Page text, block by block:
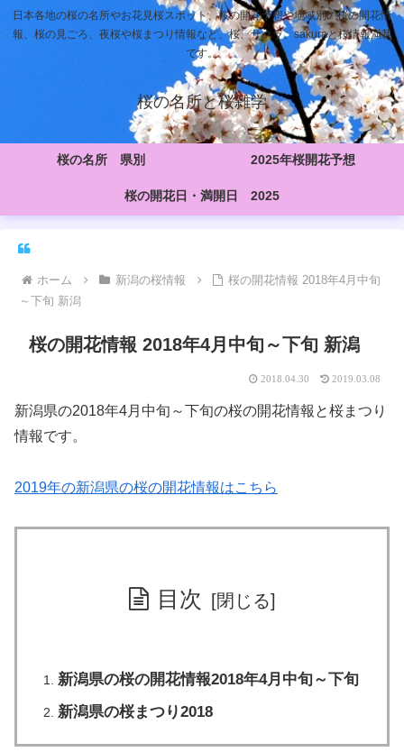
日本各地の桜の名所やお花見桜スポット、桜の開花予想や地域別の桜の開花情
報、桜の見ごろ、夜桜や桜まつり情報など、桜、サクラ、sakuraと桜情報満載
です。
桜の名所と桜雑学
桜の名所 県別 2025年桜開花予想
桜の開花日・満開日 2025
ホーム 新潟の桜情報
桜の開花情報 2018年4月中旬
～下旬 新潟
桜の開花情報 2018年4月中旬～下旬 新潟
2018.04.30 2019.03.08
新潟県の2018年4月中旬～下旬の桜の開花情報と桜まつり
情報です。
2019年の新潟県の桜の開花情報はこちら
目次
新潟県の桜の開花情報2018年4月中旬～下旬
新潟県の桜まつり2018